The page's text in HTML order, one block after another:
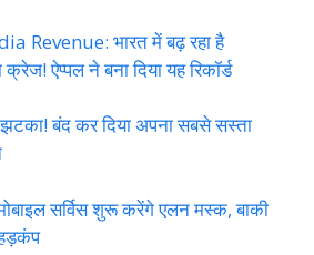
Revenue: भारत में बढ़ रहा है
ऐप्पल ने बना दिया यह रिकॉर्ड
बंद कर दिया अपना सबसे सस्ता
सर्विस शुरू करेंगे एलन मस्क, बाकी